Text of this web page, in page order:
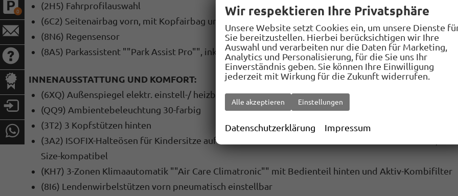
0
(2H5) Fahrprofilauswahl
(6C2) Seitenairbag vorn, mit Kopfairbag und Interaktionsairbag vorn
(8N6) Regensensor
(8A5) Parkassistent ""Park Assist Pro"", inkl. Einparkhilfe
INNENAUSSTATTUNG UND KOMFORT:
(6XQ) Außenspiegel elektr. einstell-/ heizbar und heranklappbar
(QQ9) Ambientebeleuchtung 30-farbig
(3T2) 3 Kopfstützen hinten
(3A2) ISOFIX-Halteösen für Kindersitze auf den äußeren Rücksitzen sowie auf dem Beifahrersitz, i-
Size-kompatibel
(KH7) 3-Zonen Klimaautomatik ""Air Care Climatronic"" mit Bedienteil hinten und Aktiv-Kombifilter
(8I6) Lendenwirbelstützen vorn pneumatisch einstellbar
Wir respektieren Ihre Privatsphäre
Unsere Website setzt Cookies ein, um unsere Dienste
Sie bereitzustellen. Hierbei berücksichtigen wir Ihre
Auswahl und verarbeiten nur die Daten für Marketing,
Analytics und Personalisierung, für die Sie uns Ihr
Einverständnis geben. Sie können Ihre Einwilligung
jederzeit mit Wirkung für die Zukunft widerrufen.
Alle akzeptieren Einstellungen
Datenschutzerklärung Impressum